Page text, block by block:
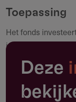
Toepassing
Het fonds
in haar volle
Naast
zijn, kan ook
en diensten die
Maak een
Deze